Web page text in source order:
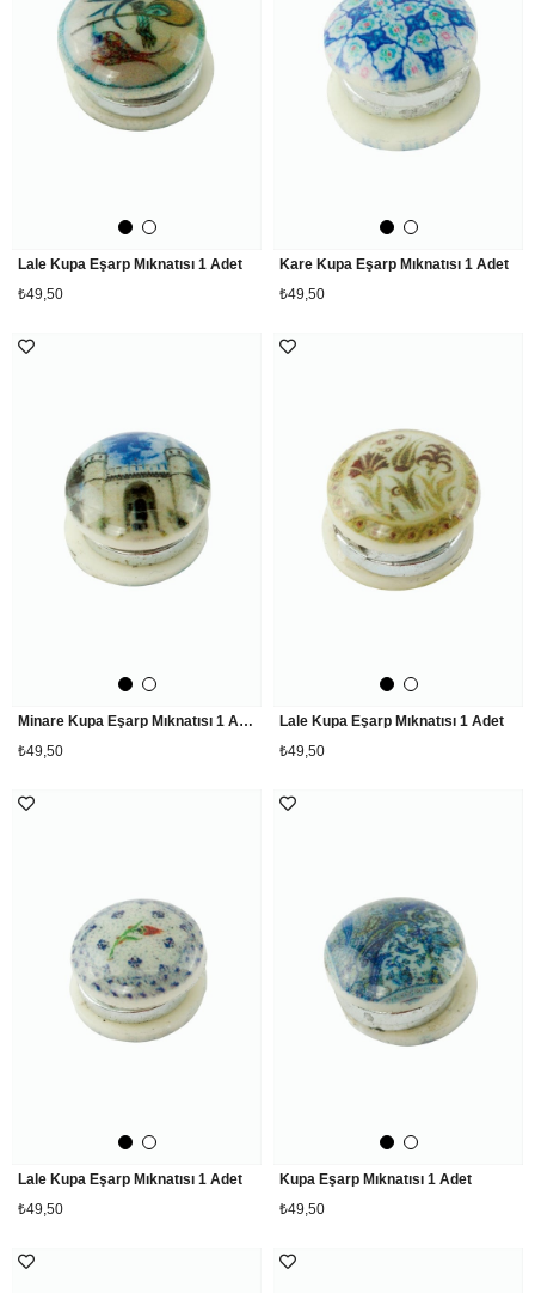
Lale Kupa Eşarp Mıknatısı 1 Adet
₺49,50
Kare Kupa Eşarp Mıknatısı 1 Adet
₺49,50
Minare Kupa Eşarp Mıknatısı 1 Adet
₺49,50
Lale Kupa Eşarp Mıknatısı 1 Adet
₺49,50
Lale Kupa Eşarp Mıknatısı 1 Adet
₺49,50
Kupa Eşarp Mıknatısı 1 Adet
₺49,50